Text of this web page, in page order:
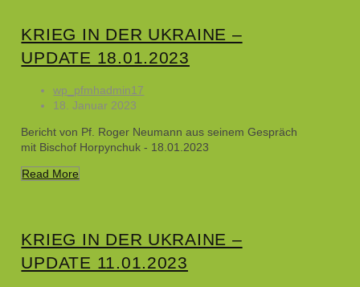
KRIEG IN DER UKRAINE –
UPDATE 18.01.2023
wp_pfmhadmin17
18. Januar 2023
Bericht von Pf. Roger Neumann aus seinem Gespräch
mit Bischof Horpynchuk - 18.01.2023
Read More
KRIEG IN DER UKRAINE –
UPDATE 11.01.2023